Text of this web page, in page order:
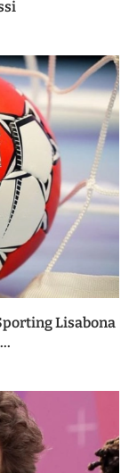
Lisabona